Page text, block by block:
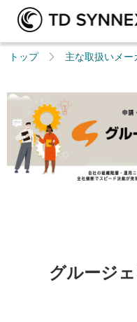
トップ 主な取扱いメー
グルージ